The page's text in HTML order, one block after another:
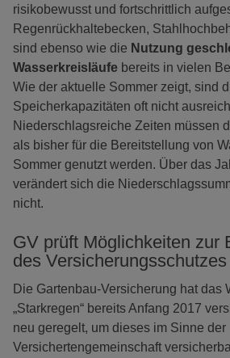
risikobewusst und fortschrittlich
Regenrückhaltebecken,
sind ebenso wie die Nutzung
Wasserkreisläufe bereits in vielen
Wie der aktuelle Sommer zeigt, sind
Speicherkapazitäten oft nicht
Niederschlagsreiche Zeiten müssen
als bisher für die Bereitstellung von
Sommer genutzt werden. Über das
verändert sich die
nicht.
GV prüft Möglichkeiten zur
des Versicherungsschutzes
Die Gartenbau-Versicherung hat das
„Starkregen“ bereits Anfang 2017
neu geregelt, um dieses im Sinne der
Versichertengemeinschaft